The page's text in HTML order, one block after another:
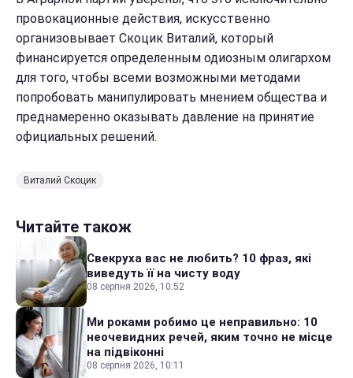
провокационные действия, искусственно
организовывает Скоцик Виталий, который
финансируется определенным одиозным олигархом
для того, чтобы всеми возможными методами
попробовать манипулировать мнением общества и
преднамеренно оказывать давление на принятие
официальных решений.
Виталий Скоцик
Читайте також
Свекруха вас не любить? 10 фраз, які
виведуть її на чисту воду
08 серпня 2026, 10:52
Ми роками робимо це неправильно: 10
неочевидних речей, яким точно не місце
на підвіконні
08 серпня 2026, 10:11